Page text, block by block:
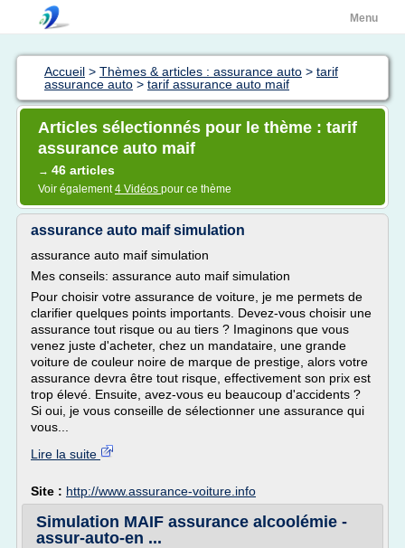
Menu
Accueil > Thèmes & articles : assurance auto > tarif
assurance auto > tarif assurance auto maif
Articles sélectionnés pour le thème : tarif
assurance auto maif
→ 46 articles
Voir également4 Vidéos pour ce thème
assurance auto maif simulation
assurance auto maif simulation
Mes conseils: assurance auto maif simulation
Pour choisir votre assurance de voiture, je me permets de
clarifier quelques points importants. Devez-vous choisir une
assurance tout risque ou au tiers ? Imaginons que vous
venez juste d'acheter, chez un mandataire, une grande
voiture de couleur noire de marque de prestige, alors votre
assurance devra être tout risque, effectivement son prix est
trop élevé. Ensuite, avez-vous eu beaucoup d'accidents ?
Si oui, je vous conseille de sélectionner une assurance qui
vous...
Lire la suite
Site : http://www.assurance-voiture.info
Simulation MAIF assurance alcoolémie -
assur-auto-en ...